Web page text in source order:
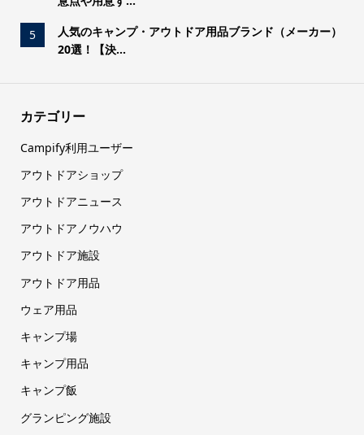
5
人気のキャンプ・アウトドア用品ブランド（メーカー）
20選！【決...
カテゴリー
Campify利用ユーザー
アウトドアショップ
アウトドアニュース
アウトドアノウハウ
アウトドア施設
アウトドア用品
ウェア用品
キャンプ場
キャンプ用品
キャンプ飯
グランピング施設